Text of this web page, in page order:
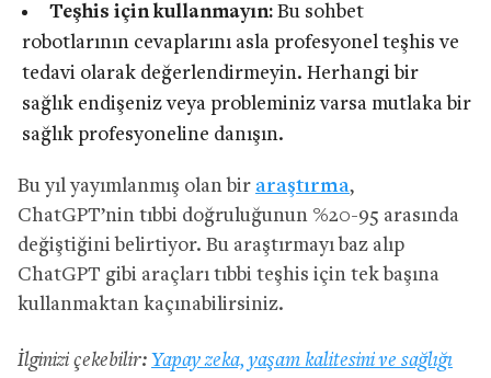
Teşhis için kullanmayın: Bu sohbet
robotlarının cevaplarını asla profesyonel teşhis ve
tedavi olarak değerlendirmeyin. Herhangi bir
sağlık endişeniz veya probleminiz varsa mutlaka bir
sağlık profesyoneline danışın.
Bu yıl yayımlanmış olan bir araştırma,
ChatGPT’nin tıbbi doğruluğunun %20-95 arasında
değiştiğini belirtiyor. Bu araştırmayı baz alıp
ChatGPT gibi araçları tıbbi teşhis için tek başına
kullanmaktan kaçınabilirsiniz.
İlginizi çekebilir: Yapay zeka, yaşam kalitesini ve sağlığı